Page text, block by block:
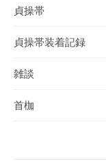
貞操帯
貞操帯装着記録
雑談
首枷